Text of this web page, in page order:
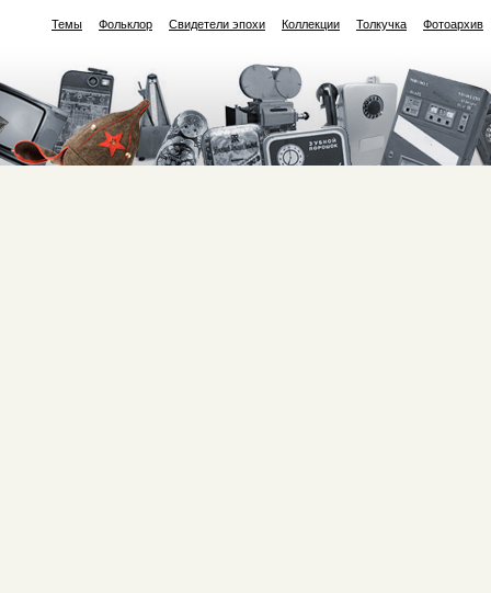
Темы Фольклор Свидетели эпохи Коллекции Толкучка Фотоархив